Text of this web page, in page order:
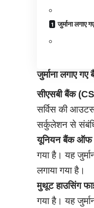
जुर्माना लगाए
जुर्माना लगाए
सीएसबी बैंक
सर्विस की
सर्कुलेशन से
यूनियन बैंक ऑफ
गया है। यह
लगाया गया है।
मुथूट हाउसिंग
गया है। यह